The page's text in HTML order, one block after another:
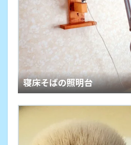
寝床そばの照明台